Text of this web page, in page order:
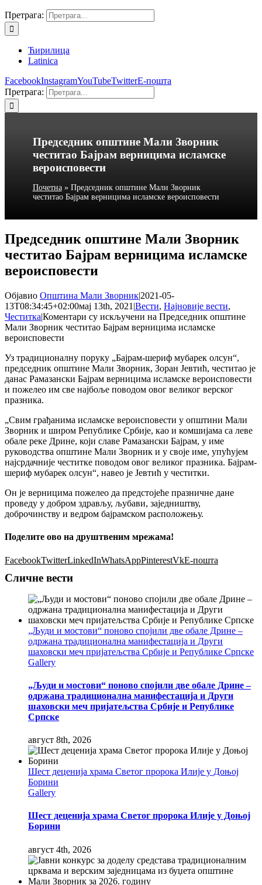
Претрага:
Ћирилица
Latinica
FacebookInstagramYouTubeTwitterЕ-пошта
Претрага:
Председник општине Мали Зворник
честитао Бајрам верницима исламске
вероисповести
Почетна» Председник општине Мали Зворник
честитао Бајрам верницима исламске вероисповести
Председник општине Мали Зворник
честитао Бајрам верницима исламске
вероисповести
Објавио Општина Мали Зворник|2021-05-
13T08:34:45+02:00мај 13th, 2021 |Вести, Најновије вести,
Честитка|Коментари су искључени на Председник општине
Мали Зворник честитао Бајрам верницима исламске
вероисповести
Уз традиционалну поруку „Бајрам-шериф мубарек олсун“,
председник општине Мали Зворник, Зоран Јевтић, честитао је
данас Рамазански Бајрам верницима исламске вероисповести
и пожелео им све најбоље поводом овог великог верског
празника.
„Свим грађанима исламске вероисповести у општини Мали
Зворник и широм Републике Србије, као и комшијама са леве
обале реке Дрине, који славе Рамазански Бајрам, у име
руководства општине Мали Зворник и у своје име, упућујем
најсрдачније честитке поводом овог великог празника. Бајрам-
шериф мубарек олсун“, навео је Јевтић у честитки.
Он је верницима пожелео да предстојеће празничне дане
проведу у добром здрављу, љубави, заједништву,
доброчинству и ведром бајрамском расположењу.
Поделите ово на друштвеним мрежама!
FacebookTwitterLinkedInWhatsAppPinterestVkЕ-пошта
Сличне вести
„Људи и мостови“ поново спојили две обале Дрине –
одржана традиционална манифестација и Други
шаховски меч пријатељства Србије и Републике Српске
Gallery
„Људи и мостови“ поново спојили две обале Дрине –
одржана традиционална манифестација и Други
шаховски меч пријатељства Србије и Републике
Српске
август 8th, 2026
Шест деценија храма Светог пророка Илије у Доњој
Борини
Gallery
Шест деценија храма Светог пророка Илије у Доњој
Борини
август 4th, 2026